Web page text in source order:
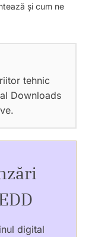
și cum ne
tehnic
Downloads
digital